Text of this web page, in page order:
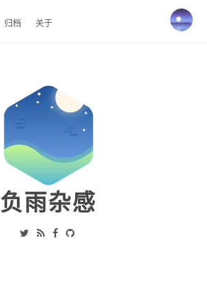
负雨杂感
归档 关于